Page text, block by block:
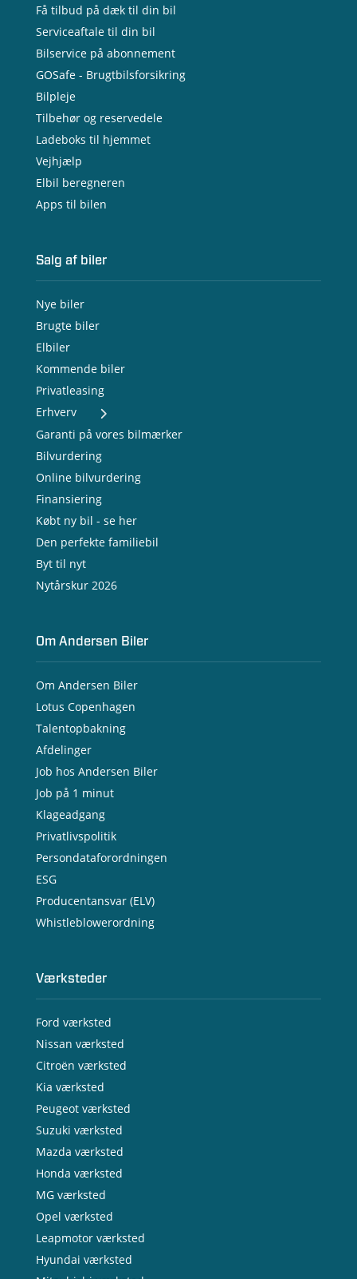
Få tilbud på dæk til din bil
Serviceaftale til din bil
Bilservice på abonnement
GOSafe - Brugtbilsforsikring
Bilpleje
Tilbehør og reservedele
Ladeboks til hjemmet
Vejhjælp
Elbil beregneren
Apps til bilen
Salg af biler
Nye biler
Brugte biler
Elbiler
Kommende biler
Privatleasing
Erhverv
- Nye varebiler
- Brugte varebiler
- Erhvervsleasing
- Testkørsel
- Serviceaftale
- Opladning
Garanti på vores bilmærker
Bilvurdering
Online bilvurdering
Finansiering
Købt ny bil - se her
Den perfekte familiebil
Byt til nyt
Nytårskur 2026
Om Andersen Biler
Om Andersen Biler
Lotus Copenhagen
Talentopbakning
Afdelinger
Job hos Andersen Biler
Job på 1 minut
Klageadgang
Privatlivspolitik
Persondataforordningen
ESG
Producentansvar (ELV)
Whistleblowerordning
Værksteder
Ford værksted
Nissan værksted
Citroën værksted
Kia værksted
Peugeot værksted
Suzuki værksted
Mazda værksted
Honda værksted
MG værksted
Opel værksted
Leapmotor værksted
Hyundai værksted